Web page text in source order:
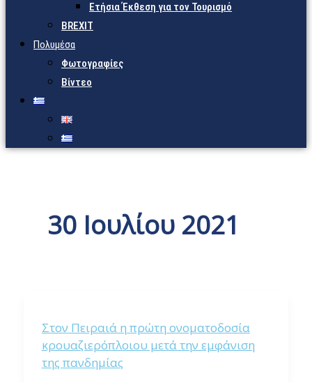
Ετήσια Έκθεση για τον Τουρισμό
BREXIT
Πολυμέσα
Φωτογραφίες
Βίντεο
30 Ιουλίου 2021
Στον Πειραιά η πρώτη ονοματοδοσία
κρουαζιερόπλοιου μετά την εμφάνιση
της πανδημίας